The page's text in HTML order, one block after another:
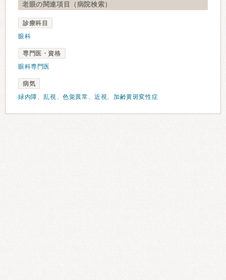
老眼の関連項目（病院検索）
診療科目
眼科
専門医・資格
眼科専門医
病気
緑内障、乱視、色覚異常 、近視、加齢黄斑変性症